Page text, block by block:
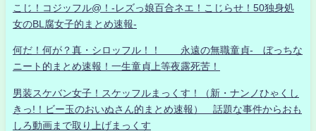
こじ！コジッフル@！-レズっ娘百合ネエ！こじらせ！50独身処
女のBL腐女子的まとめ速報-
何だ！何が？真・シロッフル！！ 永遠の無職童貞- ぼっちな
ニート的まとめ速報！一生童貞上等夜露死苦！
男装スケバン女子！スケッフルまっくす！（新・ナンノひゃくし
きっ!！ビー玉のおいぬさん的まとめ速報） 話題な事件からおも
しろ動画まで取り上げまっくす